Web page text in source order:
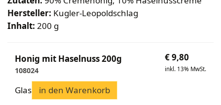
Wabenhonigwelt
Rähmchen & Zubehör
Diverses
Lagerung
Propolisernte
Pollenernte
Stockwaagen
Bienenluft
Imkerei
Bienengesundheit
Bienenweide
Honig & Bienenprodukte
Mundhygiene
Geschenke/Diverses
Hersteller: Kugler-Leopoldschlag
Inhalt: 200 g
Honig mit Haselnuss 200g
108024
€9,80
inkl. 13% MwSt.
Glas in den Warenkorb